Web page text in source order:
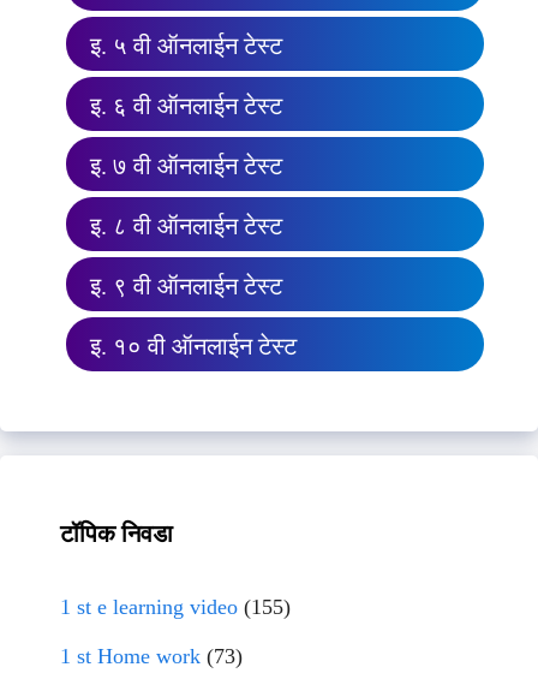
इ. ५ वी ऑनलाईन टेस्ट
इ. ६ वी ऑनलाईन टेस्ट
इ. ७ वी ऑनलाईन टेस्ट
इ. ८ वी ऑनलाईन टेस्ट
इ. ९ वी ऑनलाईन टेस्ट
इ. १० वी ऑनलाईन टेस्ट
टॉपिक निवडा
1 st e learning video (155)
1 st Home work (73)